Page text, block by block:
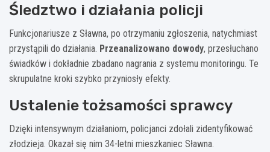
Śledztwo i działania policji
Funkcjonariusze z Sławna, po otrzymaniu zgłoszenia, natychmiast
przystąpili do działania. Przeanalizowano dowody, przesłuchano
świadków i dokładnie zbadano nagrania z systemu monitoringu. Te
skrupulatne kroki szybko przyniosły efekty.
Ustalenie tożsamości sprawcy
Dzięki intensywnym działaniom, policjanci zdołali zidentyfikować
złodzieja. Okazał się nim 34-letni mieszkaniec Sławna.